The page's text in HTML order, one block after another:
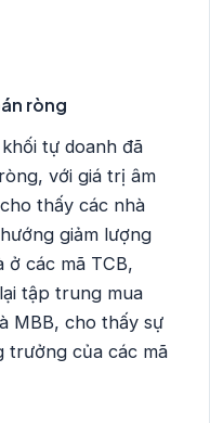
ròng
tự doanh đã
với giá trị âm
thấy các nhà
giảm lượng
ở các mã TCB,
tập trung mua
MBB, cho thấy sự
trưởng của các mã